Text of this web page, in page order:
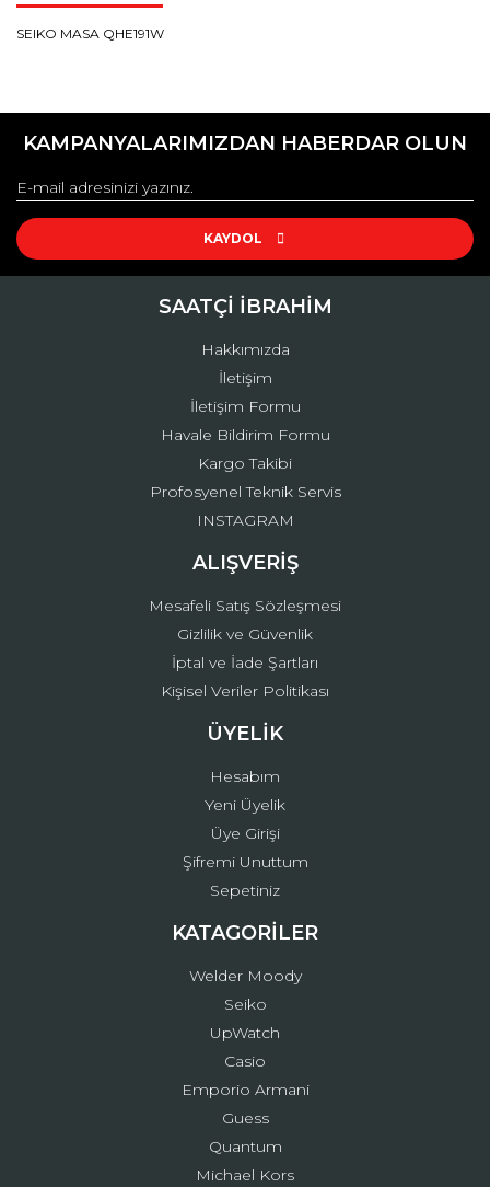
SEIKO MASA QHE191W
konularda yetersiz gördüğünüz noktaları öneri formunu
Görüş ve önerileriniz için teşekkür ederiz.
Ürün resmi kalitesiz, bozuk veya görüntülenemiyor.
Ürün açıklamasında eksik bilgiler bulunuyor.
Ürün fiyatı diğer sitelerden daha pahalı.
Gönder
KAMPANYALARIMIZDAN HABERDAR OLUN
KAYDOL
SAATÇİ İBRAHİM
Hakkımızda
İletişim
İletişim Formu
Havale Bildirim Formu
Kargo Takibi
Profosyenel Teknik Servis
INSTAGRAM
ALIŞVERİŞ
Mesafeli Satış Sözleşmesi
Gizlilik ve Güvenlik
İptal ve İade Şartları
Kişisel Veriler Politikası
ÜYELİK
Hesabım
Yeni Üyelik
Üye Girişi
Şifremi Unuttum
Sepetiniz
KATAGORİLER
Welder Moody
Seiko
UpWatch
Casio
Emporio Armani
Guess
Quantum
Michael Kors